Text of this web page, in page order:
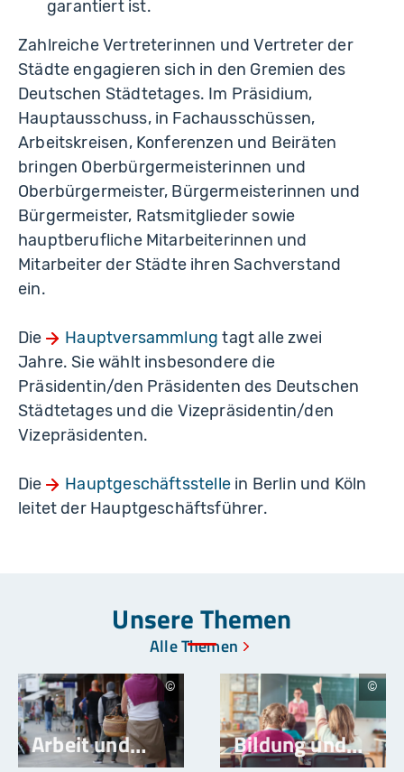
garantiert ist.
Zahlreiche Vertreterinnen und Vertreter der
Städte engagieren sich in den Gremien des
Deutschen Städtetages. Im Präsidium,
Hauptausschuss, in Fachausschüssen,
Arbeitskreisen, Konferenzen und Beiräten
bringen Oberbürgermeisterinnen und
Oberbürgermeister, Bürgermeisterinnen und
Bürgermeister, Ratsmitglieder sowie
hauptberufliche Mitarbeiterinnen und
Mitarbeiter der Städte ihren Sachverstand
ein.
Die Hauptversammlung tagt alle zwei
Jahre. Sie wählt insbesondere die
Präsidentin/den Präsidenten des Deutschen
Städtetages und die Vizepräsidentin/den
Vizepräsidenten.
Die Hauptgeschäftsstellein Berlin und Köln
leitet der Hauptgeschäftsführer.
Unsere Themen
Alle Themen
e
a
d
Arbeit und
K
e
n
o
n
Bildung und